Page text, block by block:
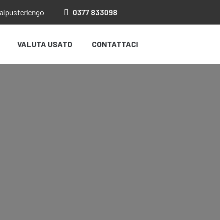
0377 833098
VALUTA USATO CONTATTACI